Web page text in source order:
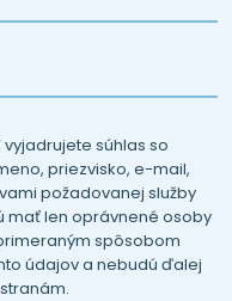
súhlas so
priezvisko, e-mail,
požadovanej služby
mať len oprávnené osoby
spôsobom
údajov a nebudú ďalej